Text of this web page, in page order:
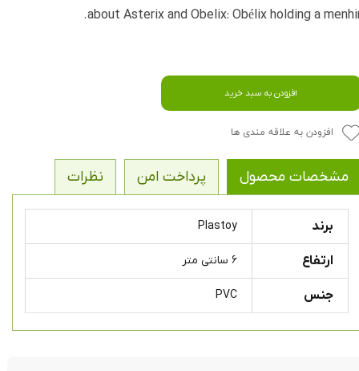
about Asterix and Obelix: Obélix holding a
افزودن به سبد خرید
افزودن به علاقه مندی ها
مشخصات محصول پرداخت امن نظرات
برند Plastoy
ارتفاع ۶ سانتی متر
جنس PVC